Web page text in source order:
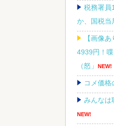
税務署
か、国税当
【画像
4939円！
（怒」
NEW!
コメ価格
みんなは
NEW!